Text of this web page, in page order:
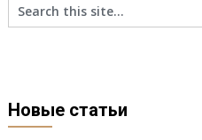
Новые статьи